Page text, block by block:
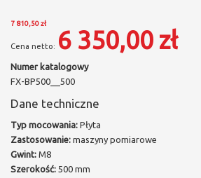
7 810,50 zł
6 350,00 zł
Numer katalogowy
FX-BP500__500
Dane techniczne
Typ mocowania: Płyta
Zastosowanie: maszyny pomiarowe
Gwint: M8
Szerokość: 500 mm